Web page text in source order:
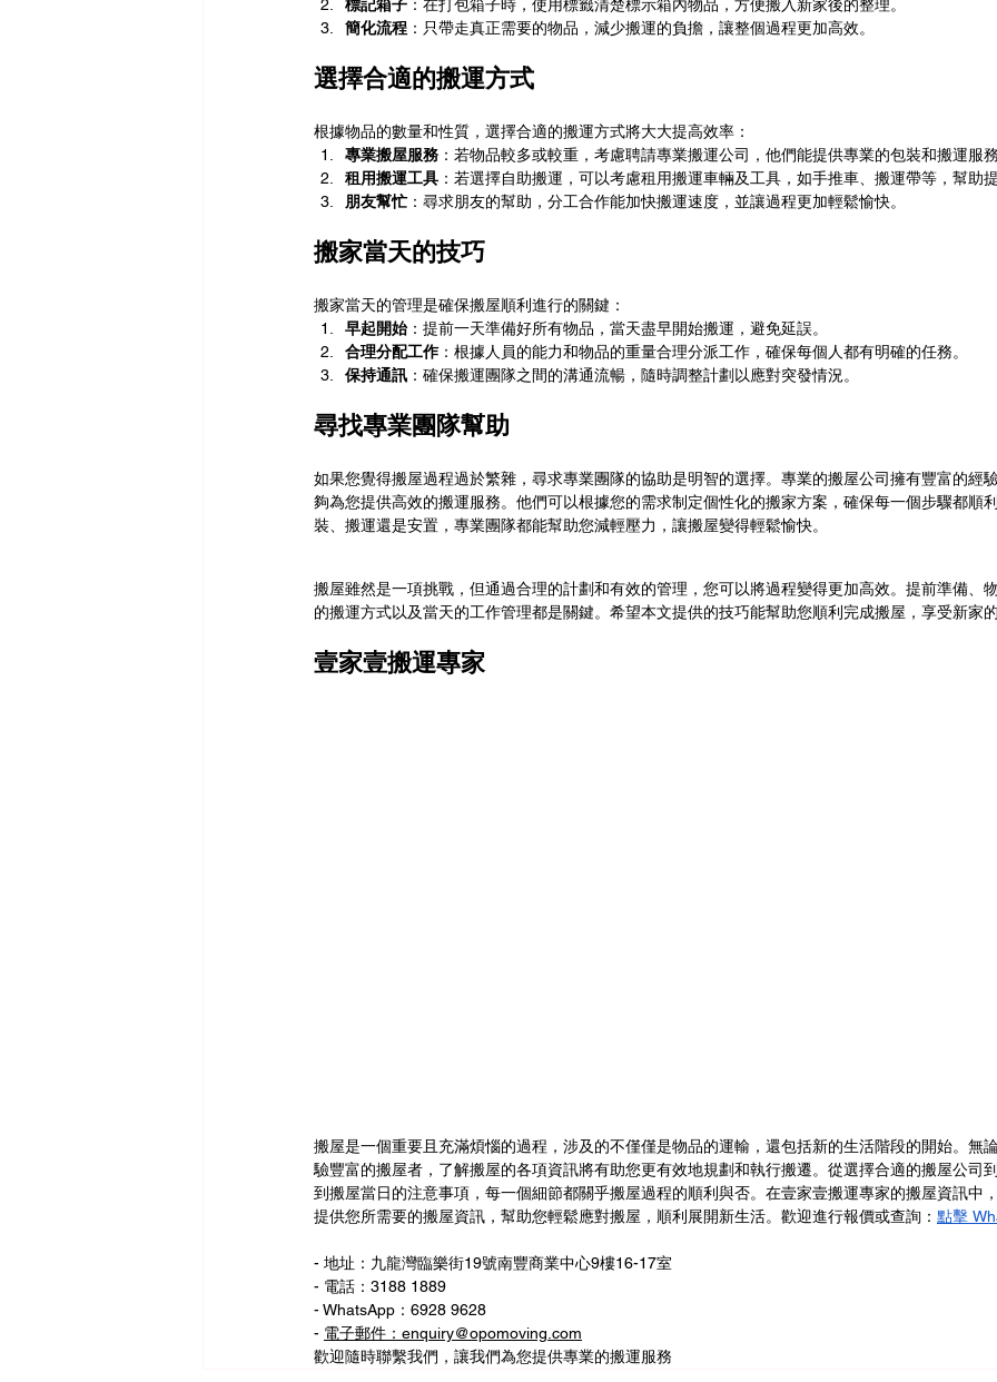
標記箱子 ：在打包箱子時，使用標籤清楚標示箱內物品，方便搬入新家後的整理。
簡化流程 ：只帶走真正需要的物品，減少搬運的負擔，讓整個過程更加高效。
選擇合適的搬運方式
根據物品的數量和性質，選擇合適的搬運方式將大大提高效率：
專業搬屋服務 ：若物品較多或較重，考慮聘請專業搬運公司，他們能提供專業的包裝和搬運服務
租用搬運工具 ：若選擇自助搬運，可以考慮租用搬運車輛及工具，如手推車、搬運帶等，幫助
朋友幫忙：尋求朋友的幫助，分工合作能加快搬運速度，並讓過程更加輕鬆愉快。
搬家當天的技巧
搬家當天的管理是確保搬屋順利進行的關鍵：
早起開始：提前一天準備好所有物品，當天盡早開始搬運，避免延誤。
合理分配工作：根據人員的能力和物品的重量合理分派工作，確保每個人都有明確的任務。
保持通訊 ：確保搬運團隊之間的溝通流暢，隨時調整計劃以應對突發情況。
尋找專業團隊幫助
如果您覺得搬屋過程過於繁雜，尋求專業團隊的協助是明智的選擇。專業的搬屋公司擁有豐富的經
夠為您提供高效的搬運服務。他們可以根據您的需求制定個性化的搬家方案，確保每一個步驟都順
裝、搬運還是安置，專業團隊都能幫助您減輕壓力，讓搬屋變得輕鬆愉快。
搬屋雖然是一項挑戰，但通過合理的計劃和有效的管理，您可以將過程變得更加高效。提前準備、
的搬運方式以及當天的工作管理都是關鍵。希望本文提供的技巧能幫助您順利完成搬屋，享受新家的
壹家壹搬運專家
搬屋是一個重要且充滿煩惱的過程，涉及的不僅僅是物品的運輸，還包括新的生活階段的開始。無
驗豐富的搬屋者，了解搬屋的各項資訊將有助您更有效地規劃和執行搬遷。從選擇合適的搬屋公司
到搬屋當日的注意事項，每一個細節都關乎搬屋過程的順利與否。在壹家壹搬運專家的搬屋資訊中
提供您所需要的搬屋資訊，幫助您輕鬆應對搬屋，順利展開新生活。歡迎進行報價或查詢： 點擊
- 地址：九龍灣臨樂街19號南豐商業中心9樓16-17室
- 電話：3188 1889
- WhatsApp：6928 9628
- 電子郵件：enquiry@opomoving.com
歡迎隨時聯繫我們，讓我們為您提供專業的搬運服務